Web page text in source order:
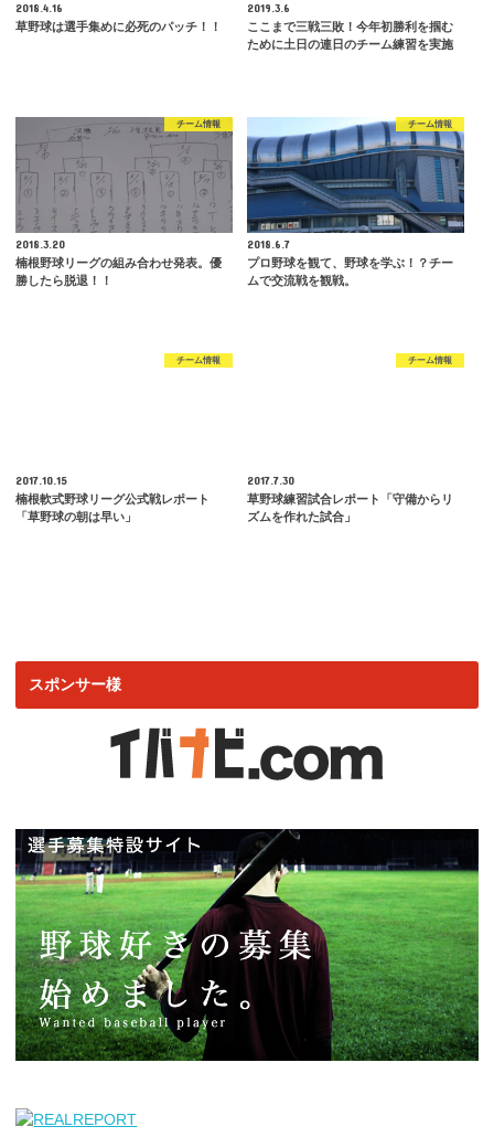
2018.4.16
草野球は選手集めに必死のパッチ！！
2019.3.6
ここまで三戦三敗！今年初勝利を掴む
ために土日の連日のチーム練習を実施
チーム情報
2018.3.20
楠根野球リーグの組み合わせ発表。優
勝したら脱退！！
チーム情報
2018.6.7
プロ野球を観て、野球を学ぶ！？チー
ムで交流戦を観戦。
チーム情報
2017.10.15
楠根軟式野球リーグ公式戦レポート
「草野球の朝は早い」
チーム情報
2017.7.30
草野球練習試合レポート「守備からリ
ズムを作れた試合」
スポンサー様